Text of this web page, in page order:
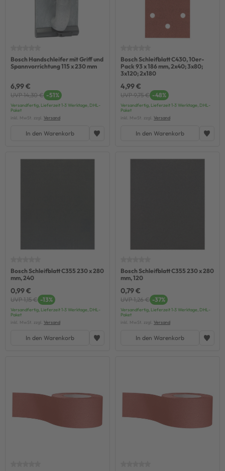
Bosch Handschleifer mit Griff und
Spannvorrichtung 115 x 230 mm
6,99 €
UVP 14,30 € -51%
Versandfertig, Lieferzeit 1-3 Werktage, DHL-
Paket
inkl. MwSt. zzgl. Versand
In den Warenkorb
Bosch Schleifblatt C430, 10er-
Pack 93 x 186 mm, 2x40; 3x80;
3x120; 2x180
4,99 €
UVP 9,75 € -48%
Versandfertig, Lieferzeit 1-3 Werktage, DHL-
Paket
inkl. MwSt. zzgl. Versand
In den Warenkorb
Bosch Schleifblatt C355 230 x 280
mm, 240
0,99 €
UVP 1,15 € -13%
Versandfertig, Lieferzeit 1-3 Werktage, DHL-
Paket
inkl. MwSt. zzgl. Versand
In den Warenkorb
Bosch Schleifblatt C355 230 x 280
mm, 120
0,79 €
UVP 1,26 € -37%
Versandfertig, Lieferzeit 1-3 Werktage, DHL-
Paket
inkl. MwSt. zzgl. Versand
In den Warenkorb